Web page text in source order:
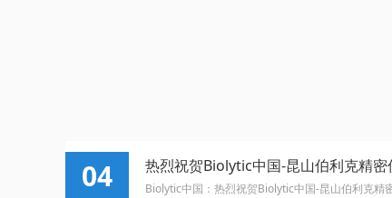
04 热烈祝贺Biolytic中国-昆山伯利克精
Biolytic中国：热烈祝贺Biolytic中国-昆山伯利克精